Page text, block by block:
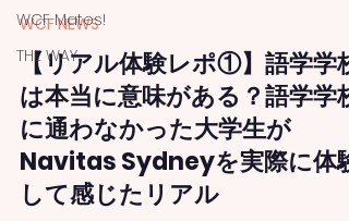
WCF Mates!
THE WAY
WCF NEWS
【リアル体験レポ①】語学学校
は本当に意味がある？語学学校
に通わなかった大学生が
Navitas Sydneyを実際に体験
して感じたリアル